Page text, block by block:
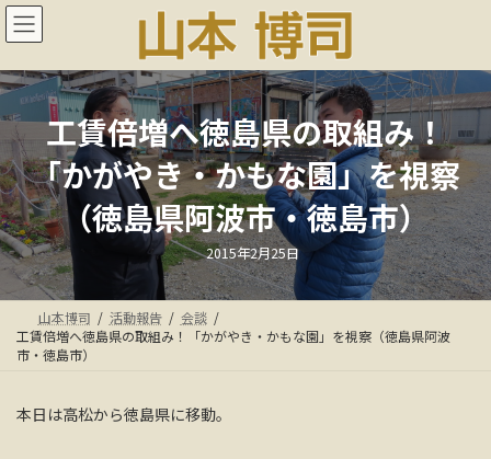
コ
ン
ン
ツ
へ
ス
キ
ッ
プ
ナ
ビ
ー
シ
ョ
ン
に
移
動
工賃倍増へ徳島県の取組み！
「かがやき・かもな園」を視察
（徳島県阿波市・徳島市）
最
終
更
新
日
時
:
2015年2月25日
山本博司 活動報告
会談
工賃倍増へ徳島県の取組み！「かがやき・かもな園」を視察（徳島県阿波
市・徳島市）
本日は高松から徳島県に移動。